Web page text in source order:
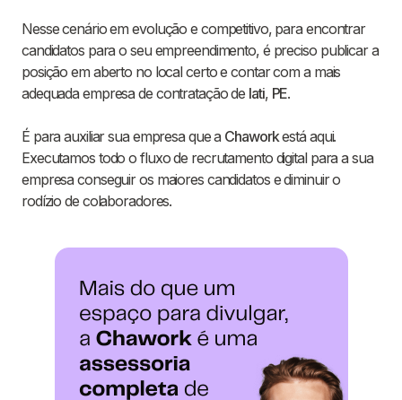
Nesse cenário em evolução e competitivo, para encontrar
candidatos para o seu empreendimento, é preciso publicar a
posição em aberto no local certo e contar com a mais
adequada empresa de contratação de Iati, PE.
É para auxiliar sua empresa que a Chaworkestá aqui.
Executamos todo o fluxo de recrutamento digital para a sua
empresa conseguir os maiores candidatos e diminuir o
rodízio de colaboradores.